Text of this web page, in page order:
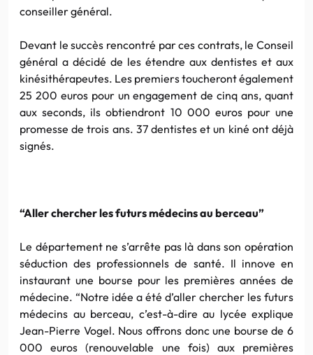
conseiller général.
Devant le succès rencontré par ces contrats, le Conseil
général a décidé de les étendre aux dentistes et aux
kinésithérapeutes. Les premiers toucheront également
25 200 euros pour un engagement de cinq ans, quant
aux seconds, ils obtiendront 10 000 euros pour une
promesse de trois ans. 37 dentistes et un kiné ont déjà
signés.
“Aller chercher les futurs médecins au berceau”
Le département ne s’arrête pas là dans son opération
séduction des professionnels de santé. Il innove en
instaurant une bourse pour les premières années de
médecine. “Notre idée a été d’aller chercher les futurs
médecins au berceau, c’est-à-dire au lycée explique
Jean-Pierre Vogel. Nous offrons donc une bourse de 6
000 euros (renouvelable une fois) aux premières